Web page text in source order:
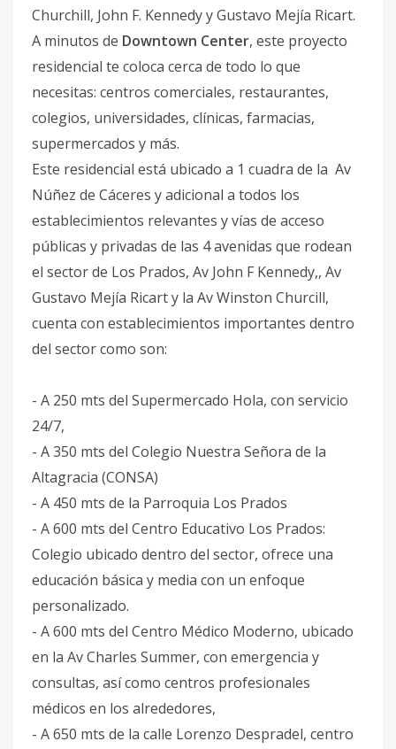
Churchill, John F. Kennedy y Gustavo Mejía Ricart.
A minutos de Downtown Center, este proyecto
residencial te coloca cerca de todo lo que
necesitas: centros comerciales, restaurantes,
colegios, universidades, clínicas, farmacias,
supermercados y más.
Este residencial está ubicado a 1 cuadra de la Av
Núñez de Cáceres y adicional a todos los
establecimientos relevantes y vías de acceso
públicas y privadas de las 4 avenidas que rodean
el sector de Los Prados, Av John F Kennedy,, Av
Gustavo Mejía Ricart y la Av Winston Churcill,
cuenta con establecimientos importantes dentro
del sector como son:
- A 250 mts del Supermercado Hola, con servicio
24/7,
- A 350 mts del Colegio Nuestra Señora de la
Altagracia (CONSA)
- A 450 mts de la Parroquia Los Prados
- A 600 mts del Centro Educativo Los Prados:
Colegio ubicado dentro del sector, ofrece una
educación básica y media con un enfoque
personalizado.
- A 600 mts del Centro Médico Moderno, ubicado
en la Av Charles Summer, con emergencia y
consultas, así como centros profesionales
médicos en los alrededores,
- A 650 mts de la calle Lorenzo Despradel, centro